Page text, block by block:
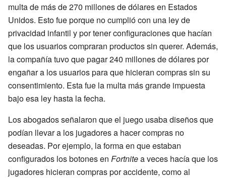
multa de más de 270 millones de dólares en Estados
Unidos. Esto fue porque no cumplió con una ley de
privacidad infantil y por tener configuraciones que hacían
que los usuarios compraran productos sin querer. Además,
la compañía tuvo que pagar 240 millones de dólares por
engañar a los usuarios para que hicieran compras sin su
consentimiento. Esta fue la multa más grande impuesta
bajo esa ley hasta la fecha.
Los abogados señalaron que el juego usaba diseños que
podían llevar a los jugadores a hacer compras no
deseadas. Por ejemplo, la forma en que estaban
configurados los botones en Fortnitea veces hacía que los
jugadores hicieran compras por accidente, como al